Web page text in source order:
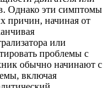
Однако эти симптомы
причин, начиная от
или
проблемы с
обычно начинают с
включая